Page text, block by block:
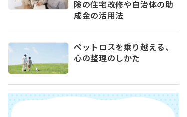
険の住宅改修や自治体の助
成金の活用法
ペットロスを乗り越える、
心の整理のしかた